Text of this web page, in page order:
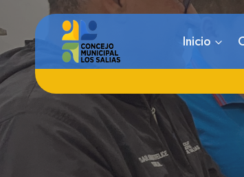
al
contenido
Inicio